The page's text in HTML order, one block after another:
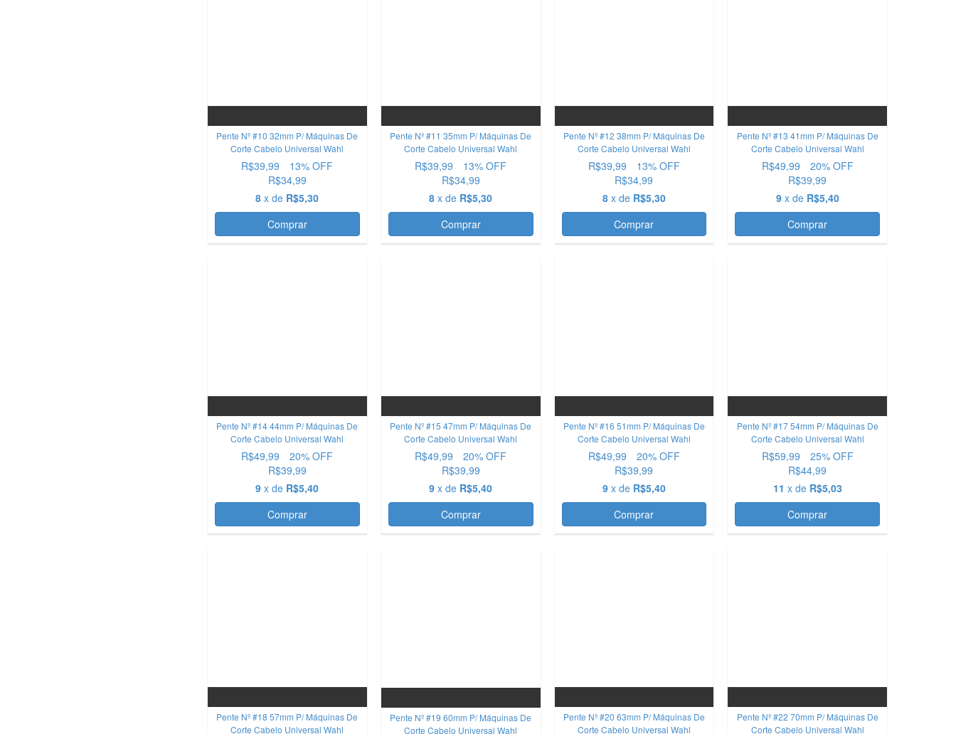
Pente Nº #10 32mm P/ Máquinas De
Corte Cabelo Universal Wahl
R$39,99 13% OFF
R$34,99
8 x de R$5,30
Comprar
Pente Nº #11 35mm P/ Máquinas De
Corte Cabelo Universal Wahl
R$39,99 13% OFF
R$34,99
8 x de R$5,30
Comprar
Pente Nº #12 38mm P/ Máquinas De
Corte Cabelo Universal Wahl
R$39,99 13% OFF
R$34,99
8 x de R$5,30
Comprar
Pente Nº #13 41mm P/ Máquinas De
Corte Cabelo Universal Wahl
R$49,99 20% OFF
R$39,99
9 x de R$5,40
Comprar
Pente Nº #14 44mm P/ Máquinas De
Corte Cabelo Universal Wahl
R$49,99 20% OFF
R$39,99
9 x de R$5,40
Comprar
Pente Nº #15 47mm P/ Máquinas De
Corte Cabelo Universal Wahl
R$49,99 20% OFF
R$39,99
9 x de R$5,40
Comprar
Pente Nº #16 51mm P/ Máquinas De
Corte Cabelo Universal Wahl
R$49,99 20% OFF
R$39,99
9 x de R$5,40
Comprar
Pente Nº #17 54mm P/ Máquinas De
Corte Cabelo Universal Wahl
R$59,99 25% OFF
R$44,99
11 x de R$5,03
Comprar
Pente Nº #18 57mm P/ Máquinas De
Corte Cabelo Universal Wahl
Pente Nº #19 60mm P/ Máquinas De
Corte Cabelo Universal Wahl
Pente Nº #20 63mm P/ Máquinas De
Corte Cabelo Universal Wahl
Pente Nº #22 70mm P/ Máquinas De
Corte Cabelo Universal Wahl